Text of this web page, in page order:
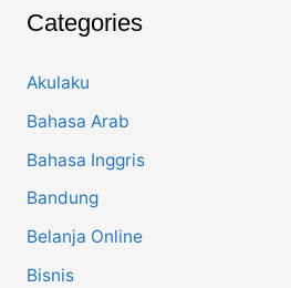
c
h
o
:
Categories
Akulaku
Bahasa Arab
Bahasa Inggris
Bandung
Belanja Online
Bisnis